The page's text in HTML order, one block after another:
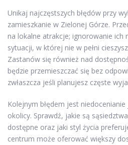
Unikaj najczęstszych błędów przy
zamieszkanie w Zielonej Górze.
na lokalne atrakcje; ignorowanie ich
sytuacji, w której nie w pełni
Zastanów się również nad
będzie przemieszczać się bez
zwłaszcza jeśli planujesz częste
Kolejnym błędem jest
okolicy. Sprawdź, jakie są
dostępne oraz jaki styl życia
centrum może oferować większy